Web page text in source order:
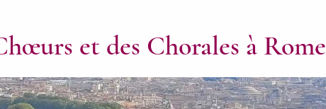
et des Chorales à Rome